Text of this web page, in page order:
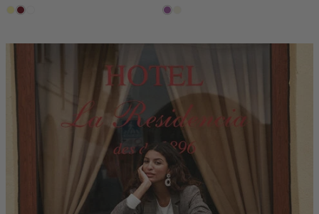
lichtgeel
rood,
lila